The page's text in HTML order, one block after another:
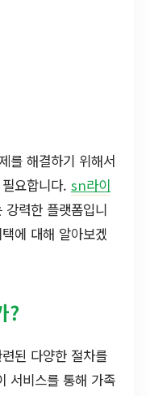
를 해결하기 위해서
요합니다. sn라이
강력한 플랫폼입니
에 대해 알아보겠
?
된 다양한 절차를
서비스를 통해 가족